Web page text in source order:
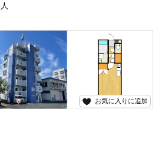
お気に入りに追加
ます(^^)/ 日当たり・風通しもGOOD★ 延岡市でアパート・マンションをお探しなら、五ヶ瀬不動産にお問い合わせください！！